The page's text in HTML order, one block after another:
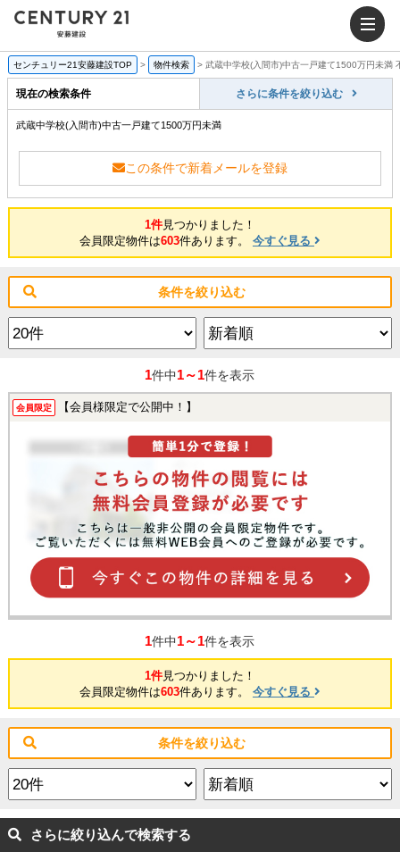
センチュリー21安藤建設TOP > 物件検索 > 武蔵中学校(入間市)中古一戸建て1500万円未満
現在の検索条件 さらに条件を絞り込む
武蔵中学校(入間市)中古一戸建て1500万円未満
この条件で新着メールを登録
1件見つかりました！
会員限定物件は603件あります。 今すぐ見る
条件を絞り込む
1件中1～1件を表示
会員限定 【会員様限定で公開中！】
1件中1～1件を表示
1件見つかりました！
会員限定物件は603件あります。 今すぐ見る
条件を絞り込む
さらに絞り込んで検索する